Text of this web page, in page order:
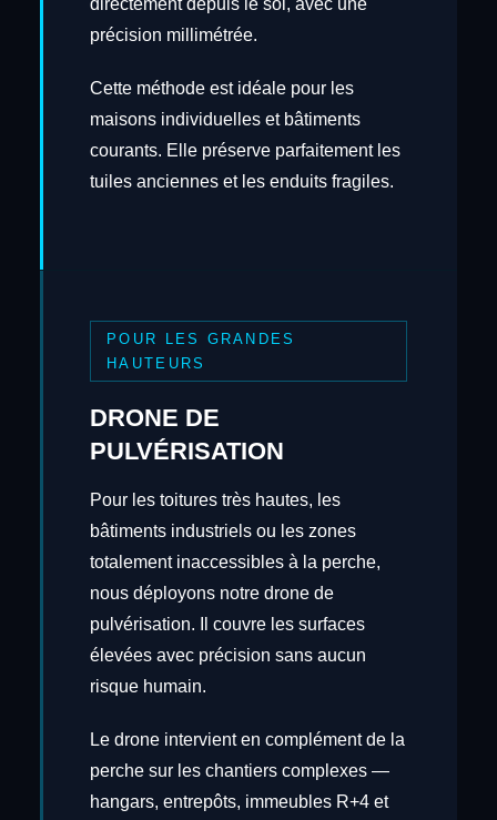
précision millimétrée.
Cette méthode est idéale pour les
maisons individuelles et bâtiments
courants. Elle préserve parfaitement les
tuiles anciennes et les enduits fragiles.
POUR LES GRANDES
HAUTEURS
DRONE DE
PULVÉRISATION
Pour les toitures très hautes, les
bâtiments industriels ou les zones
totalement inaccessibles à la perche,
nous déployons notre drone de
pulvérisation. Il couvre les surfaces
élevées avec précision sans aucun
risque humain.
Le drone intervient en complément de la
perche sur les chantiers complexes —
hangars, entrepôts, immeubles R+4 et